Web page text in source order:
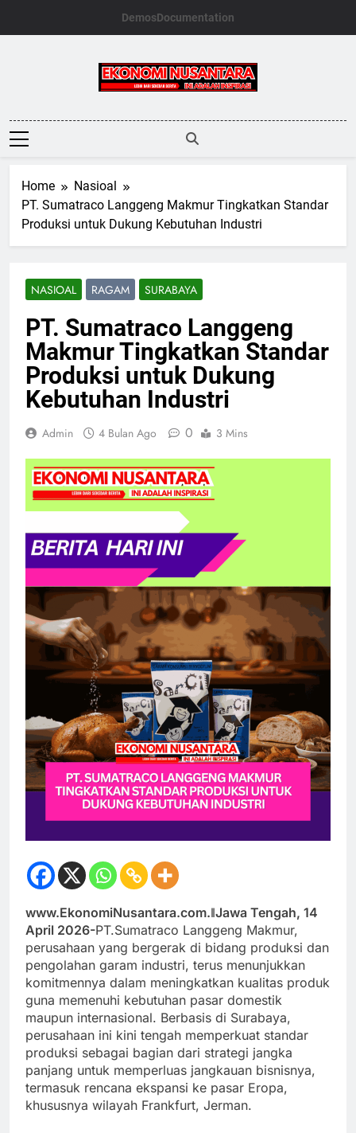
DemosDocumentation
Ekonomi
Nusantara
Home
Nasioal
PT. Sumatraco Langgeng Makmur Tingkatkan Standar
Produksi untuk Dukung Kebutuhan Industri
NASIOAL RAGAM SURABAYA
PT. Sumatraco Langgeng
Makmur Tingkatkan Standar
Produksi untuk Dukung
Kebutuhan Industri
Admin 4 Bulan Ago 0 3 Mins
www.EkonomiNusantara.com.ǁJawa Tengah, 14
April 2026-PT.Sumatraco Langgeng Makmur,
perusahaan yang bergerak di bidang produksi dan
pengolahan garam industri, terus menunjukkan
komitmennya dalam meningkatkan kualitas produk
guna memenuhi kebutuhan pasar domestik
maupun internasional. Berbasis di Surabaya,
perusahaan ini kini tengah memperkuat standar
produksi sebagai bagian dari strategi jangka
panjang untuk memperluas jangkauan bisnisnya,
termasuk rencana ekspansi ke pasar Eropa,
khususnya wilayah Frankfurt, Jerman.